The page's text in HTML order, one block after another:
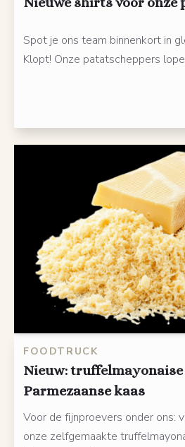
Spot je ons team binnenkort in
Klopt! Onze patatscheppers
FOODTRUCK
Nieuw:
Parmezaanse kaas
Voor de fijnproevers onder ons:
onze zelfgemaakte